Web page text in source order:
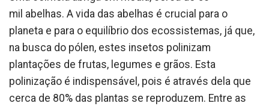
mil abelhas. A vida das abelhas é crucial para o
planeta e para o equilíbrio dos ecossistemas, já que,
na busca do pólen, estes insetos polinizam
plantações de frutas, legumes e grãos. Esta
polinização é indispensável, pois é através dela que
cerca de 80% das plantas se reproduzem. Entre as